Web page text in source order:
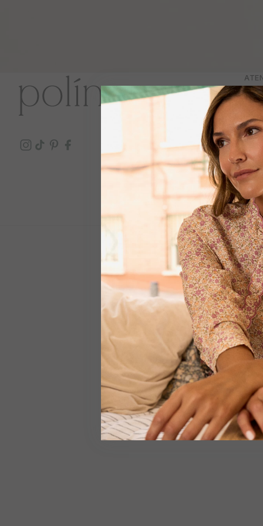
Envíos
Gift
© 2026